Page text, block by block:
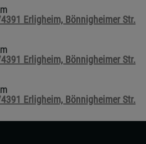
Erligheim, Bönnigheimer Str.
Erligheim, Bönnigheimer Str.
Erligheim, Bönnigheimer Str.